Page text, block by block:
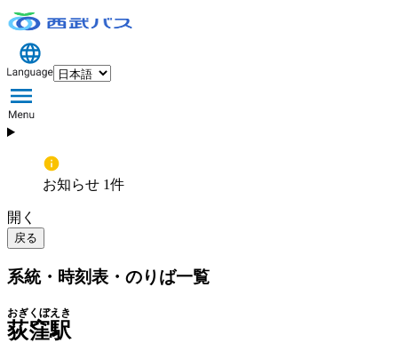
お知らせ 1件
開く
戻る
系統・時刻表・のりば一覧
荻窪駅
おぎくぼえき